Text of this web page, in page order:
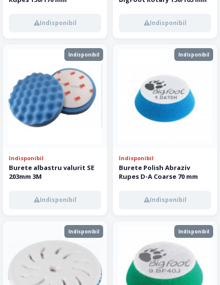
Indisponibil Indisponibil
Indisponibil
Indisponibil
Burete albastru valurit SE
203mm 3M
Indisponibil
Indisponibil
Indisponibil
Burete Polish Abraziv
Rupes D-A Coarse 70 mm
Indisponibil
Indisponibil Indisponibil